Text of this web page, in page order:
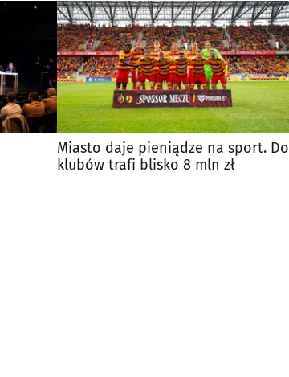
Miasto daje pieniądze na sport. Do
klubów trafi blisko 8 mln zł